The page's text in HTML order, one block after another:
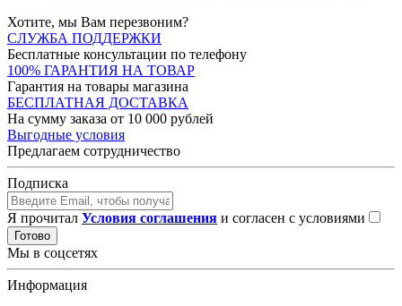
Хотите, мы Вам перезвоним?
СЛУЖБА ПОДДЕРЖКИ
Бесплатные консультации по телефону
100% ГАРАНТИЯ НА ТОВАР
Гарантия на товары магазина
БЕСПЛАТНАЯ ДОСТАВКА
На сумму заказа от 10 000 рублей
Выгодные условия
Предлагаем сотрудничество
Подписка
Я прочитал Условия соглашения и согласен с условиями
Готово
Мы в соцсетях
Информация